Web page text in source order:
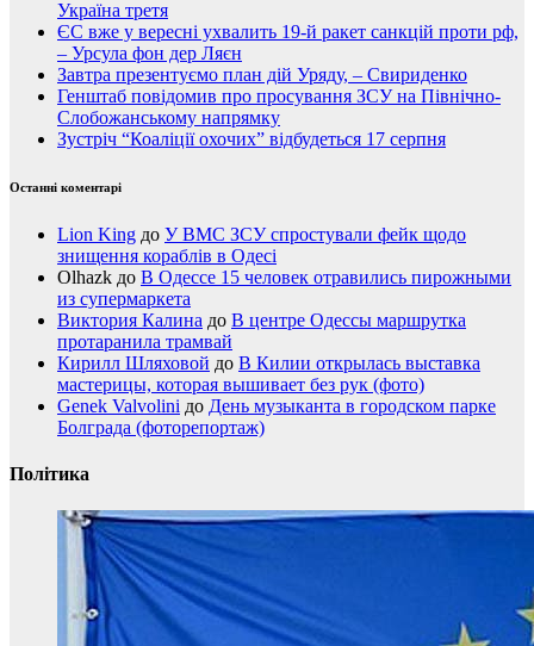
Україна третя
ЄС вже у вересні ухвалить 19-й ракет санкцій проти рф,
– Урсула фон дер Ляєн
Завтра презентуємо план дій Уряду, – Свириденко
Генштаб повідомив про просування ЗСУ на Північно-
Слобожанському напрямку
Зустріч “Коаліції охочих” відбудеться 17 серпня
Останні коментарі
Lion King до У ВМС ЗСУ спростували фейк щодо
знищення кораблів в Одесі
Olhazk до В Одессе 15 человек отравились пирожными
из супермаркета
Виктория Калина до В центре Одессы маршрутка
протаранила трамвай
Кирилл Шляховой до В Килии открылась выставка
мастерицы, которая вышивает без рук (фото)
Genek Valvolini до День музыканта в городском парке
Болграда (фоторепортаж)
Політика